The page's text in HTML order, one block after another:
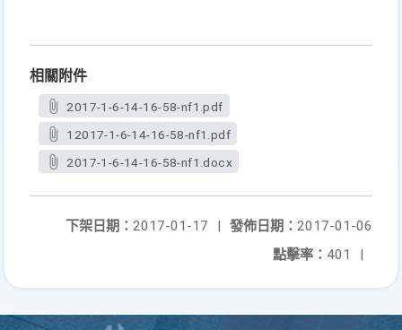
相關附件
2017-1-6-14-16-58-nf1.pdf
12017-1-6-14-16-58-nf1.pdf
2017-1-6-14-16-58-nf1.docx
發佈日期： 2017-01-06
下架日期： 2017-01-17
|
點擊率： 401 |